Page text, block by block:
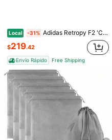
Se aplican los términos y
Pagos seguros · Protección de
Para reportar a este vendedor
5.00
c***3
shoes
Desde SHEIN US Programa de puntos
Local -31% Adidas Retropy F2 'Carbon Magic Grey Mint' Mujer Negro
$219.42
Envío Rápido Free Shipping